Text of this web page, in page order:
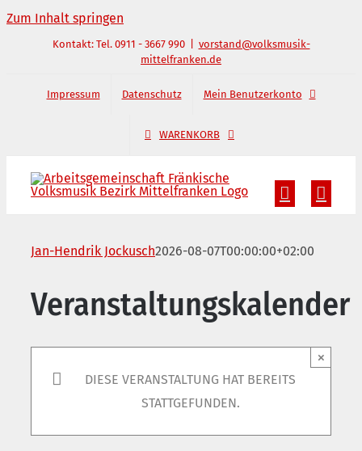
Zum Inhalt springen
Kontakt: Tel. 0911 - 3667 990
vorstand@volksmusik-
mittelfranken.de
Impressum Datenschutz Mein Benutzerkonto
WARENKORB
Jan-Hendrik Jockusch2026-08-07T00:00:00+02:00
Veranstaltungskalender
DIESE VERANSTALTUNG HAT BEREITS
STATTGEFUNDEN.
×